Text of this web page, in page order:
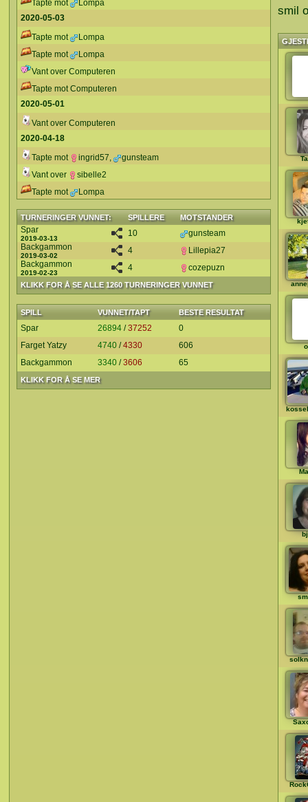
Tapte mot
Lompa
2020-05-03
Tapte mot
Lompa
Tapte mot
Lompa
Vant over Computeren
Tapte mot Computeren
2020-05-01
Vant over Computeren
2020-04-18
Tapte mot
ingrid57,
gunsteam
Vant over
sibelle2
Tapte mot
Lompa
TURNERINGER VUNNET: SPILLERE MOTSTANDER
KLIKK FOR Å SE ALLE 1260 TURNERINGER VUNNET
Spar
2019-03-13
10
gunsteam
Backgammon
2019-03-02
4
Lillepia27
Backgammon
2019-02-23
4 cozepuzn
SPILL VUNNET/TAPT BESTE RESULTAT
KLIKK FOR Å SE MER
Spar 26894 /37252
0
Farget Yatzy
4740 /4330
606
Backgammon
3340 /3606 65
smil